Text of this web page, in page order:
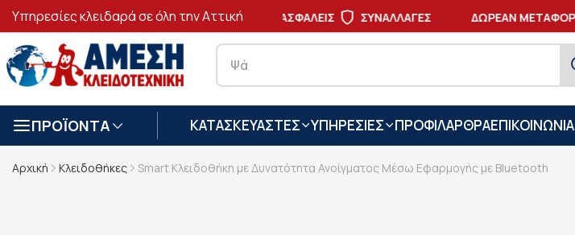
Υπηρεσίες κλειδαρά σε όλη την Αττική ΑΣΦΑΛΕΙΣ ΣΥΝΑΛΛΑΓΕΣ ΔΩΡΕΑΝ ΜΕΤΑΦΟΡΙΚΑ
ΠΡΟΪΟΝΤΑ ΚΑΤΑΣΚΕΥΑΣΤΕΣ ΥΠΗΡΕΣΙΕΣ ΠΡΟΦΙΛΑΡΘΡΑΕΠΙΚΟΙΝΩΝΙΑ
Αρχική Κλειδοθήκες Smart Κλειδοθήκη με Δυνατότητα Ανοίγματος Μέσω Εφαρμογής με Bluetooth